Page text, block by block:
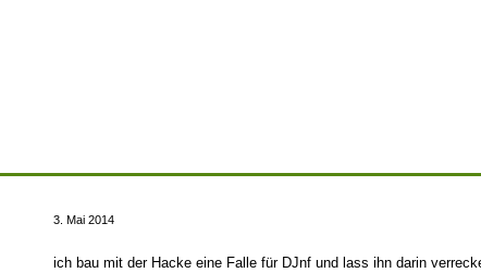
3. Mai 2014
ich bau mit der Hacke eine Falle für DJnf und lass ihn darin